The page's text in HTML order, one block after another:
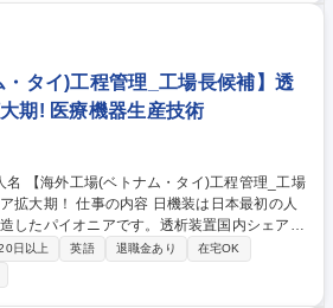
コンペ対応、量産受注までのリード ■週複数
電話会議（英語圏） 【働き方】■残業月平均
■リモート週1～2回あり■海外出張セット：
アジア年1～2回 募集職種 24014a
センター向けサーマル製品/語学力活かせます
・タイ)工程管理_工場長候補】透
期! 医療機器生産技術
機装は日本最初の人
したパイオニアです。透析装置国内シェア5
場拡大を目指します。入社後2-5年を目安に
る予定です。 まずは、金沢製作所
と「血液回路の製造プロセス設計」や「血液
日以上 英語 退職金あり
在宅OK